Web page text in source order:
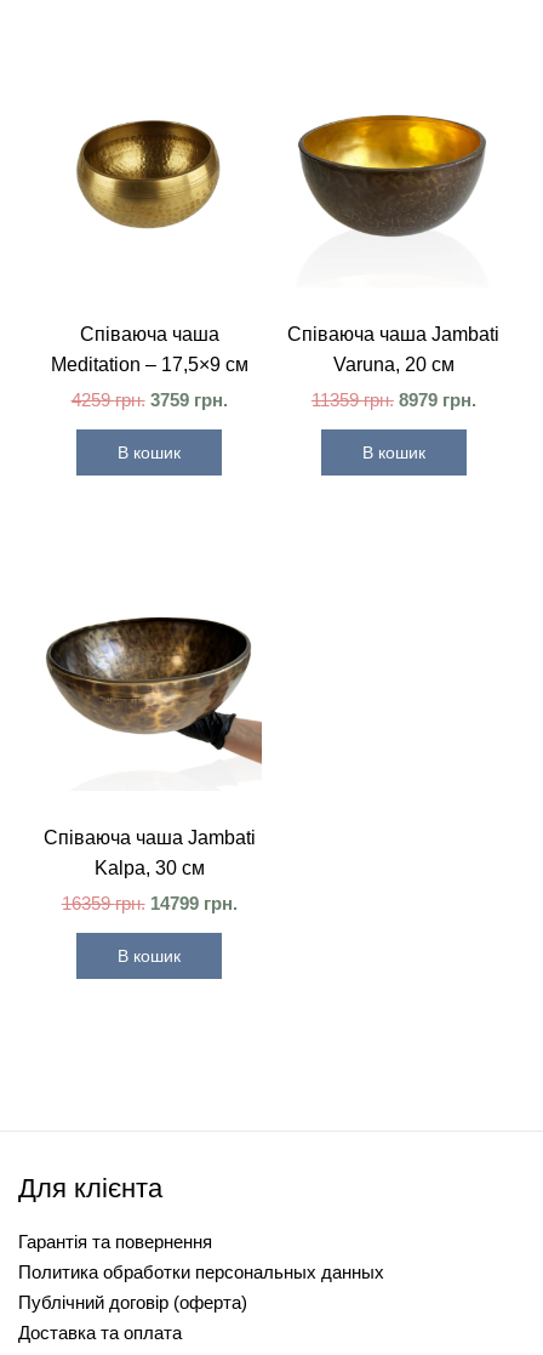
Співаюча чаша
Meditation – 17,5×9 см
4259грн. 3759 грн.
В кошик
Співаюча чаша Jambati
Varuna, 20 см
11359грн. 8979 грн.
В кошик
Співаюча чаша Jambati
Kalpa, 30 см
16359грн. 14799 грн.
В кошик
Для клієнта
Гарантія та повернення
Политика обработки персональных данных
Публічний договір (оферта)
Доставка та оплата